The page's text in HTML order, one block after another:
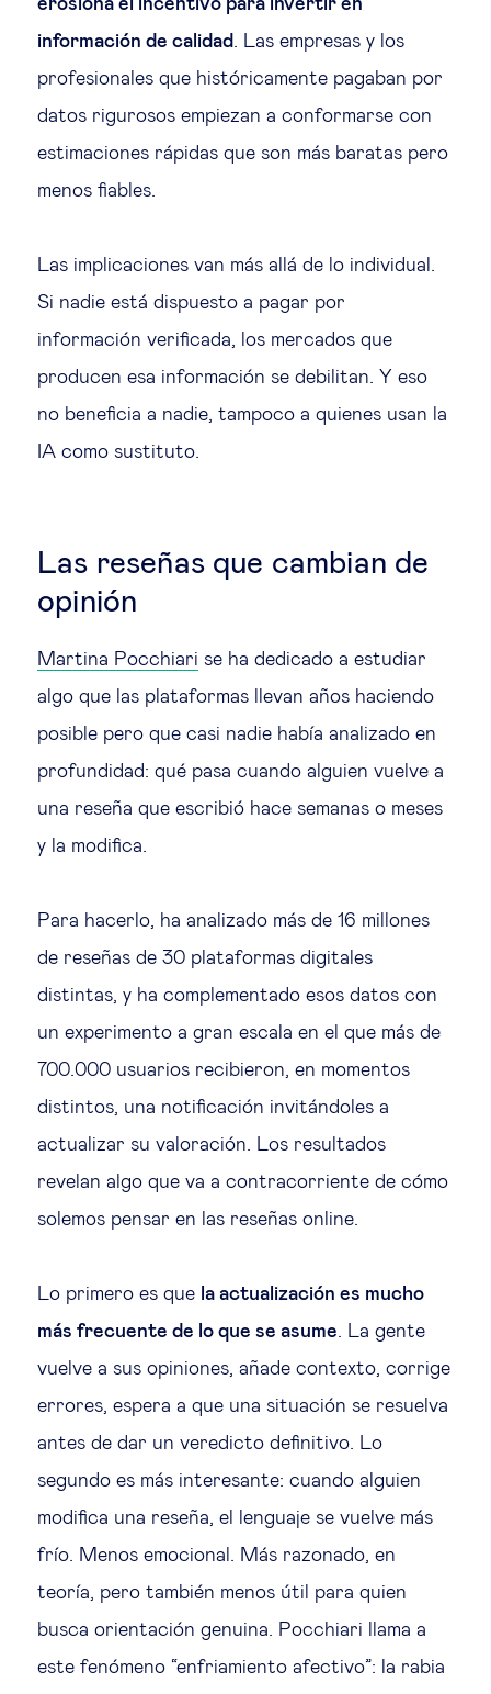
erosiona el incentivo para invertir en
información de calidad. Las empresas y los
profesionales que históricamente pagaban por
datos rigurosos empiezan a conformarse con
estimaciones rápidas que son más baratas pero
menos fiables.
Las implicaciones van más allá de lo individual.
Si nadie está dispuesto a pagar por
información verificada, los mercados que
producen esa información se debilitan. Y eso
no beneficia a nadie, tampoco a quienes usan la
IA como sustituto.
Las reseñas que cambian de
opinión
Martina Pocchiari se ha dedicado a estudiar
algo que las plataformas llevan años haciendo
posible pero que casi nadie había analizado en
profundidad: qué pasa cuando alguien vuelve a
una reseña que escribió hace semanas o meses
y la modifica.
Para hacerlo, ha analizado más de 16 millones
de reseñas de 30 plataformas digitales
distintas, y ha complementado esos datos con
un experimento a gran escala en el que más de
700.000 usuarios recibieron, en momentos
distintos, una notificación invitándoles a
actualizar su valoración. Los resultados
revelan algo que va a contracorriente de cómo
solemos pensar en las reseñas online.
Lo primero es que la actualización es mucho
más frecuente de lo que se asume. La gente
vuelve a sus opiniones, añade contexto, corrige
errores, espera a que una situación se resuelva
antes de dar un veredicto definitivo. Lo
segundo es más interesante: cuando alguien
modifica una reseña, el lenguaje se vuelve más
frío. Menos emocional. Más razonado, en
teoría, pero también menos útil para quien
busca orientación genuina. Pocchiari llama a
este fenómeno “enfriamiento afectivo”: la rabia